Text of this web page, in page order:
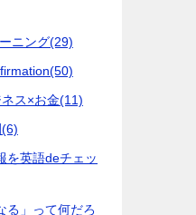
ニング(29)
(50)
ス×お金(11)
(6)
を英語deチェッ
る」って何だろ